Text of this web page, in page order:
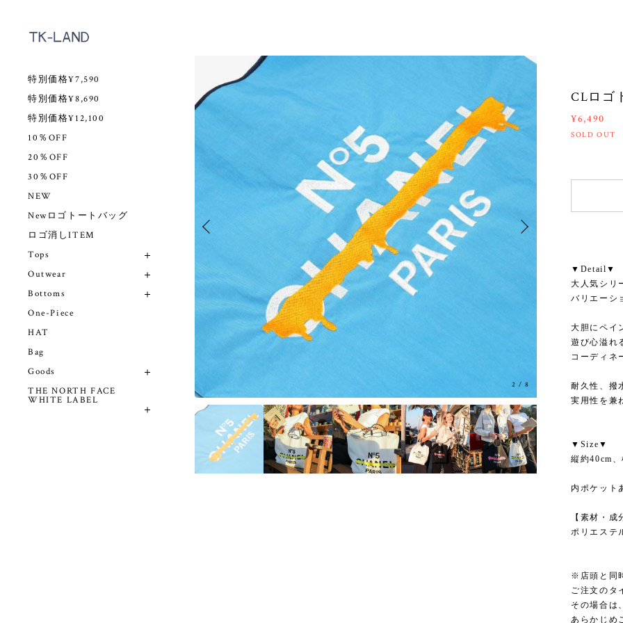
特別価格¥7,590
特別価格¥8,690
特別価格¥12,100
10％OFF
20％OFF
30％OFF
NEW
Newロゴトートバッグ
ロゴ消しITEM
Tops
Outwear
Bottoms
One-Piece
HAT
Bag
Goods
THE NORTH FACE
WHITE LABEL
2 /8
CLロゴ
¥6,490
SOLD OUT
▼Detail▼
大人気シリ
バリエーシ
大胆にペイ
遊び心溢れ
コーディネ
耐久性、撥
実用性を兼
▼Size▼
縦約40cm
内ポケット
【素材・成
ポリエステ
※店頭と同
ご注文のタ
その場合は
あらかじめ